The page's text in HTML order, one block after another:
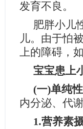
发育不良。
肥胖小儿
儿。由于怕
上的障碍，
宝宝患上
(一)单纯
内分泌、代
1.营养素